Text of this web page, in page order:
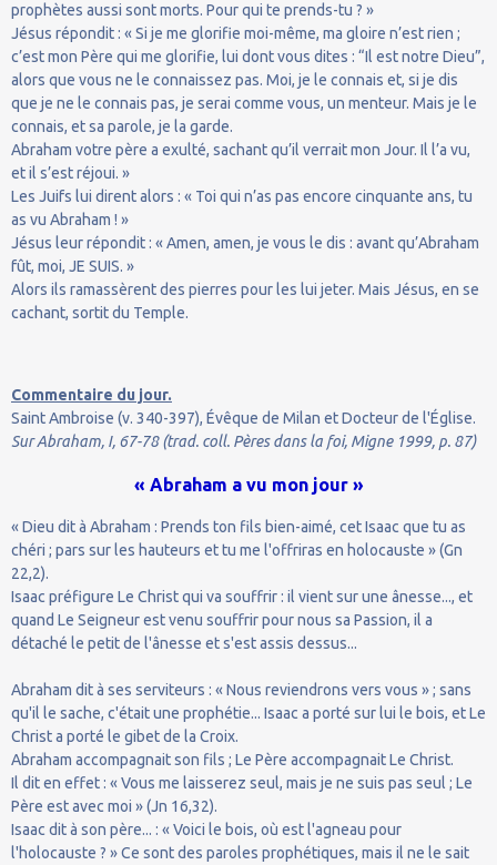
prophètes aussi sont morts. Pour qui te prends-tu ? »
Jésus répondit : « Si je me glorifie moi-même, ma gloire n’est rien ;
c’est mon Père qui me glorifie, lui dont vous dites : “Il est notre Dieu”,
alors que vous ne le connaissez pas. Moi, je le connais et, si je dis
que je ne le connais pas, je serai comme vous, un menteur. Mais je le
connais, et sa parole, je la garde.
Abraham votre père a exulté, sachant qu’il verrait mon Jour. Il l’a vu,
et il s’est réjoui. »
Les Juifs lui dirent alors : « Toi qui n’as pas encore cinquante ans, tu
as vu Abraham ! »
Jésus leur répondit : « Amen, amen, je vous le dis : avant qu’Abraham
fût, moi, JE SUIS. »
Alors ils ramassèrent des pierres pour les lui jeter. Mais Jésus, en se
cachant, sortit du Temple.
Commentaire du jour.
Saint Ambroise (v. 340-397), Évêque de Milan et Docteur de l'Église.
Sur Abraham, I, 67-78 (trad. coll. Pères dans la foi, Migne 1999, p. 87)
« Abraham a vu mon jour »
« Dieu dit à Abraham : Prends ton fils bien-aimé, cet Isaac que tu as
chéri ; pars sur les hauteurs et tu me l'offriras en holocauste » (Gn
22,2).
Isaac préfigure Le Christ qui va souffrir : il vient sur une ânesse..., et
quand Le Seigneur est venu souffrir pour nous sa Passion, il a
détaché le petit de l'ânesse et s'est assis dessus...
Abraham dit à ses serviteurs : « Nous reviendrons vers vous » ; sans
qu'il le sache, c'était une prophétie... Isaac a porté sur lui le bois, et Le
Christ a porté le gibet de la Croix.
Abraham accompagnait son fils ; Le Père accompagnait Le Christ.
Il dit en effet : « Vous me laisserez seul, mais je ne suis pas seul ; Le
Père est avec moi » (Jn 16,32).
Isaac dit à son père... : « Voici le bois, où est l'agneau pour
l'holocauste ? » Ce sont des paroles prophétiques, mais il ne le sait